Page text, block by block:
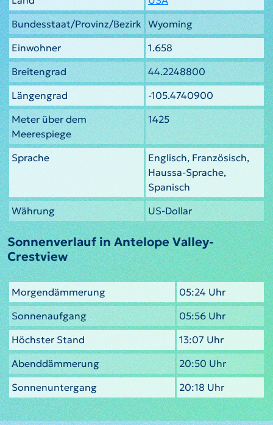
Bundesstaat/Provinz/Bezirk Wyoming
Einwohner
1.658
Breitengrad
44.2248800
Längengrad
-105.4740900
Meter über dem
Meerespiege
1425
Sprache
Englisch, Französisch,
Haussa-Sprache,
Spanisch
Währung
US-Dollar
Sonnenverlauf in Antelope Valley-
Crestview
Morgendämmerung
05:24 Uhr
Sonnenaufgang
05:56 Uhr
Höchster Stand
13:07 Uhr
Abenddämmerung
20:50 Uhr
Sonnenuntergang
20:18 Uhr